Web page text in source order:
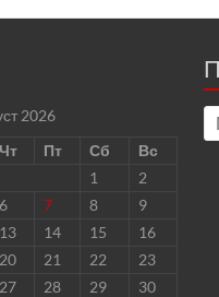
2026
Чт Пт Сб
Вс
1
2
6 7 8
9
13 14 15
16
20 21 22
23
27 28 29 30